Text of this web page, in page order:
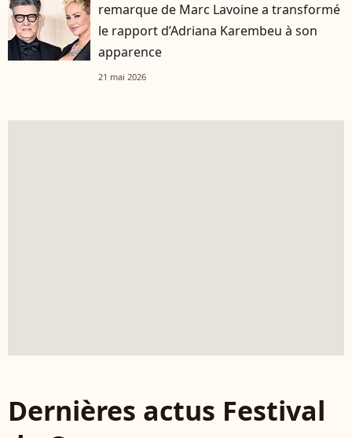
remarque de Marc Lavoine a transformé
le rapport d’Adriana Karembeu à son
apparence
21 mai 2026
Dernières actus Festival